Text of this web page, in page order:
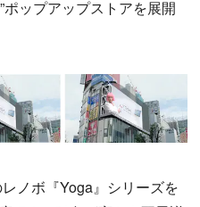
ップアップストアを展開
ノボ『Yoga』シリーズを